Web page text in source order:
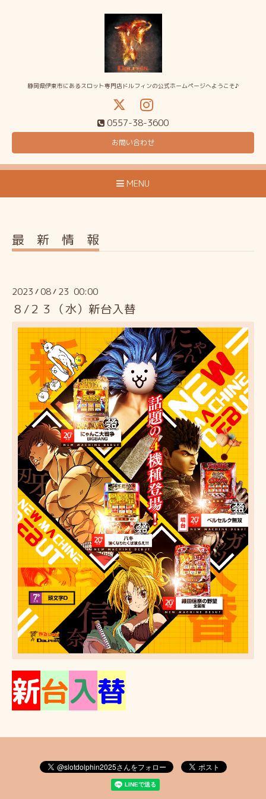
静岡県伊東市にあるスロット専門店ドルフィンの公式ホームページへようこそ♪
0557-38-3600
お問い合わせ
MENU
最 新 情 報
2023 /08/ 23 00:00
８/２３（水）新台入替
新台入替